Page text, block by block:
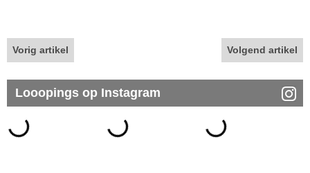
Vorig artikel Volgend artikel
Looopings op Instagram